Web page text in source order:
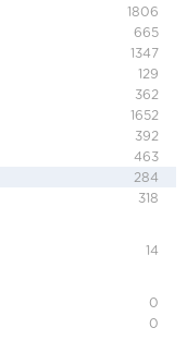
1806
665
1347
129
362
1652
392
463
284
318
14
0
0